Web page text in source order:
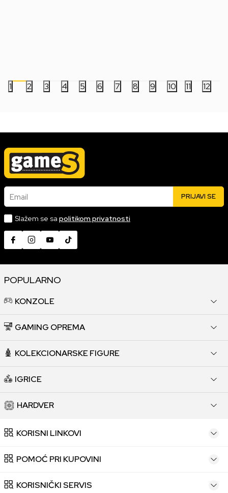
1 2 3 4 5 6 7 8 9 10 11 12
Email PRIJAVI SE
Slažem se sa politikom privatnosti
POPULARNO
KONZOLE
GAMING OPREMA
KOLEKCIONARSKE FIGURE
IGRICE
HARDVER
KORISNI LINKOVI
POMOĆ PRI KUPOVINI
KORISNIČKI SERVIS